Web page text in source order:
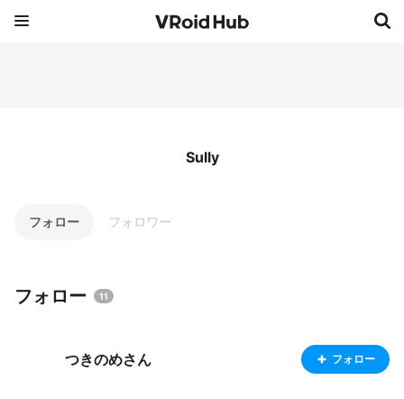
Sully
フォロー フォロワー
フォロー 11
つきのめさん フォロー